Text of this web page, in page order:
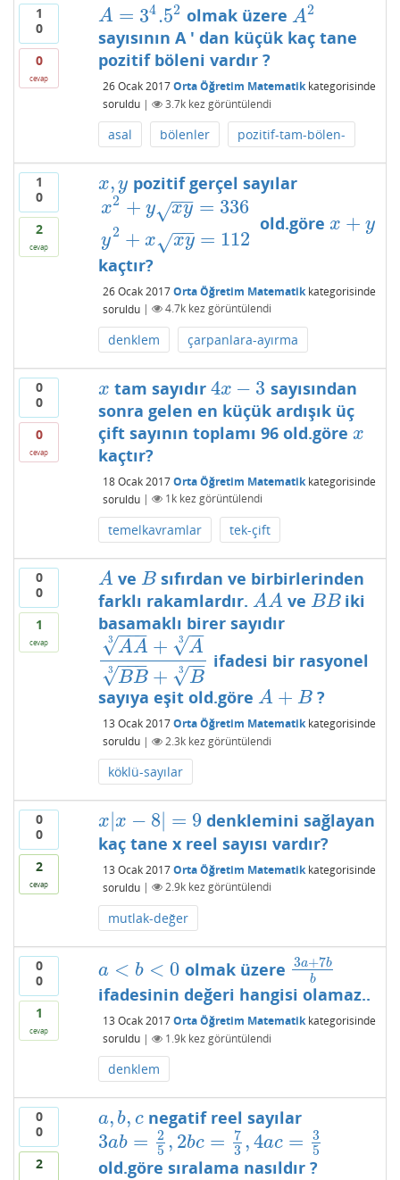
1
0
0
cevap
A = 34.52
A= 34 .52 olmak üzere A2
A2
sayısının A ' dan küçük kaç tane
pozitif böleni vardır ?
26 Ocak 2017 Orta Öğretim Matematikkategorisinde
soruldu | 3.7kkez görüntülendi
asal bölenler pozitif-tam-bölen-
1
0
2
cevap
x, y
x,y pozitif gerçel sayılar
x2 + y xy
−−
√ = 336
y2 + x xy
−−
√ = 112
2+ y= 336 y 112old.görex + y
x+y
kaçtır?
26 Ocak 2017 Orta Öğretim Matematikkategorisinde
soruldu | 4.7kkez görüntülendi
denklem çarpanlara-ayırma
0
0
0
cevap
x
x tam sayıdır 4x − 3
4x− 3
sayısından
sonra gelen en küçük ardışık üç
çift sayının toplamı 96 old.göre x
x
kaçtır?
18 Ocak 2017 Orta Öğretim Matematikkategorisinde
soruldu | 1kkez görüntülendi
temelkavramlar tek-çift
0
0
1
cevap
A
A ve B
B sıfırdan ve birbirlerinden
farklı rakamlardır. AA
AA ve BB
BB iki
basamaklı birer sayıdır
AA
−−
−
√
3 + A
−
−
√
3
BB
−−
−
√
3 + B
−
−
√
3
AA3+A3BB3+B3 ifadesi bir rasyonel
sayıya eşit old.göre A + B
A+ B ?
13 Ocak 2017 Orta Öğretim Matematikkategorisinde
soruldu | 2.3kkez görüntülendi
köklü-sayılar
0
0
2
cevap
x|x − 8| = 9
x| x− 8| =9
denklemini sağlayan
kaç tane x reel sayısı vardır?
13 Ocak 2017 Orta Öğretim Matematikkategorisinde
soruldu | 2.9kkez görüntülendi
mutlak-değer
0
0
1
cevap
a < b < 0
a< b< 0 olmak üzere 3a+7b
b
3a+7b
ifadesinin değeri hangisi olamaz..
13 Ocak 2017 Orta Öğretim Matematikkategorisinde
soruldu | 1.9kkez görüntülendi
denklem
0
0
2
a, b, c
a,b,c negatif reel sayılar
3ab =
2
5 , 2bc =
7
3 ,4ac =
3
5
3ab=25 2b c=73 ,4a c=35
old.göre sıralama nasıldır ?